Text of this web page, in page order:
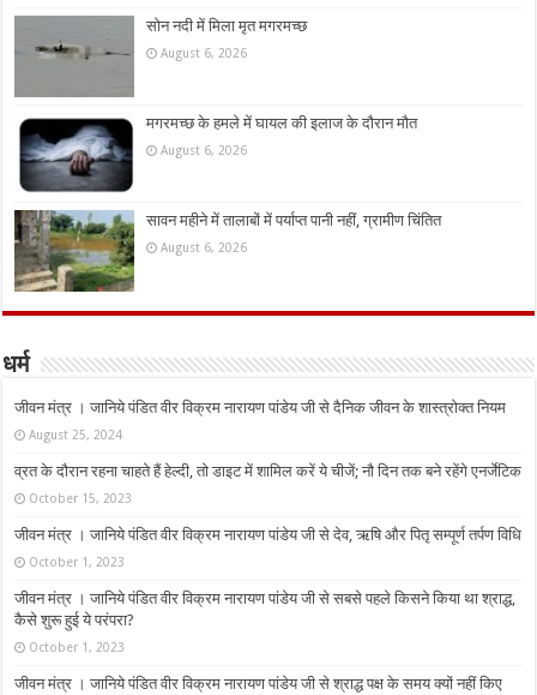
सोन नदी में मिला मृत मगरमच्छ
August 6, 2026
मगरमच्छ के हमले में घायल की इलाज के दौरान मौत
August 6, 2026
सावन महीने में तालाबों में पर्याप्त पानी नहीं, ग्रामीण चिंतित
August 6, 2026
धर्म
जीवन मंत्र । जानिये पंडित वीर विक्रम नारायण पांडेय जी से दैनिक जीवन के शास्त्रोक्त नियम
August 25, 2024
व्रत के दौरान रहना चाहते हैं हेल्दी, तो डाइट में शामिल करें ये चीजें; नौ दिन तक बने रहेंगे एनर्जेटिक
October 15, 2023
जीवन मंत्र । जानिये पंडित वीर विक्रम नारायण पांडेय जी से देव, ऋषि और पितृ सम्पूर्ण तर्पण विधि
October 1, 2023
जीवन मंत्र । जानिये पंडित वीर विक्रम नारायण पांडेय जी से सबसे पहले किसने किया था श्राद्ध,
कैसे शुरू हुई ये परंपरा?
October 1, 2023
जीवन मंत्र । जानिये पंडित वीर विक्रम नारायण पांडेय जी से श्राद्ध पक्ष के समय क्यों नहीं किए